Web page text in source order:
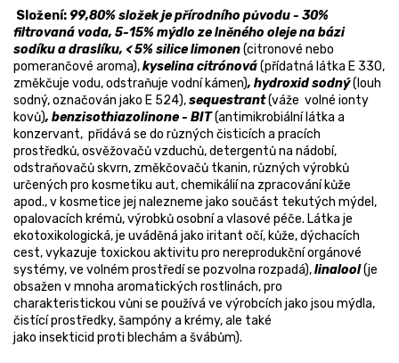
Složení: 99,80% složek je přírodního původu - 30%
filtrovaná voda, 5-15% mýdlo ze lněného oleje na bázi
sodíku a draslíku, < 5% silice limonen(citronové nebo
pomerančové aroma),kyselina citrónová(přídatná látka E 330,
změkčuje vodu, odstraňuje vodní kámen), hydroxid sodný(louh
sodný, označován jako E 524),sequestrant(váže volné ionty
kovů), benzisothiazolinone - BIT(antimikrobiální látka a
konzervant, přidává se do různých čisticích a pracích
prostředků, osvěžovačů vzduchů, detergentů na nádobí,
odstraňovačů skvrn, změkčovačů tkanin, různých výrobků
určených pro kosmetiku aut, chemikálií na zpracování kůže
apod., v kosmetice jej nalezneme jako součást tekutých mýdel,
opalovacích krémů, výrobků osobní a vlasové péče. Látka je
ekotoxikologická, je uváděná jako iritant očí, kůže, dýchacích
cest, vykazuje toxickou aktivitu pro nereprodukční orgánové
systémy, ve volném prostředí se pozvolna rozpadá),linalool(je
obsažen v mnoha aromatických rostlinách, pro
charakteristickou vůni se používá ve výrobcích jako jsou mýdla,
čistící prostředky, šampóny a krémy, ale také
jako insekticid proti blechám a švábům).